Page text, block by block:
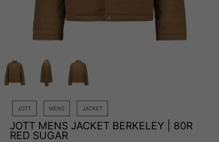
JOTT MENS JACKET
JOTT MENS JACKET BERKELEY | 80R
RED SUGAR